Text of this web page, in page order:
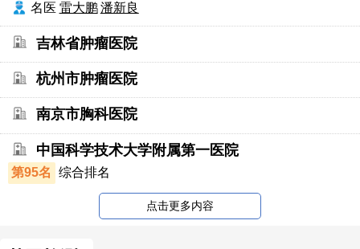
名医 雷大鹏 潘新良
吉林省肿瘤医院
杭州市肿瘤医院
南京市胸科医院
中国科学技术大学附属第一医院
第95名 综合排名
点击更多内容